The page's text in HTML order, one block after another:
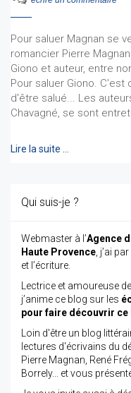
Pour saluer Magnan se
romancier Pierre
Giono et auteur, entre
Pour saluer Giono. C'est
d'être salué... Les
Chavagné, se sont
Lire la suite …
Qui suis-je ?
Webmaster à l’Agence
Haute Provence , j’ai
et l’écriture.
Lectrice et amoureuse
j’anime ce blog sur les
pour faire découvrir
Loin d'être un blog
lectures d'écrivains du
Pierre Magnan, René
Borrely... et vous